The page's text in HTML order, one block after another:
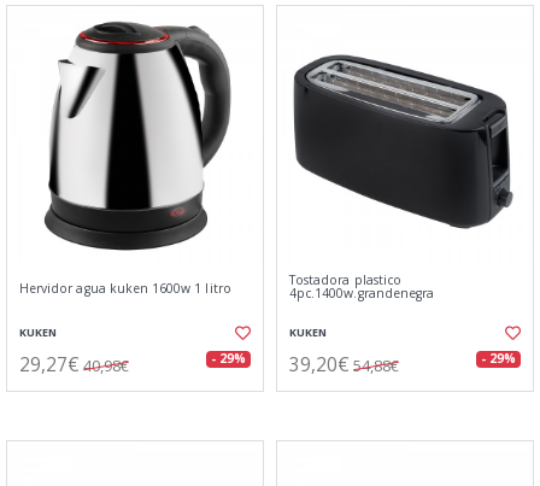
Hervidor agua kuken 1600w 1 litro
KUKEN
29,27€ 40,98€ - 29%
Tostadora plastico
4pc.1400w.grandenegra
KUKEN
39,20€ 54,88€ - 29%